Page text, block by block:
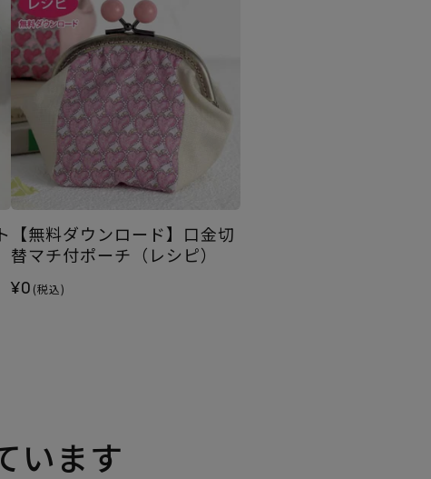
【無料ダウンロード】口金切
替マチ付ポーチ（レシピ）
¥0 (税込)
います